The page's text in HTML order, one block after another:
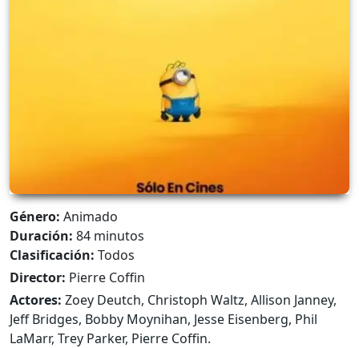
Género: Animado
Duración: 84 minutos
Clasificación: Todos
Director: Pierre Coffin
Actores: Zoey Deutch, Christoph Waltz, Allison Janney,
Jeff Bridges, Bobby Moynihan, Jesse Eisenberg, Phil
LaMarr, Trey Parker, Pierre Coffin.